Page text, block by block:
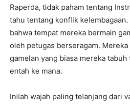
Raperda, tidak paham tentang
tahu tentang konflik
bahwa tempat mereka bermain
oleh petugas berseragam.
gamelan yang biasa mereka
entah ke mana.
Inilah wajah paling telanjang dari